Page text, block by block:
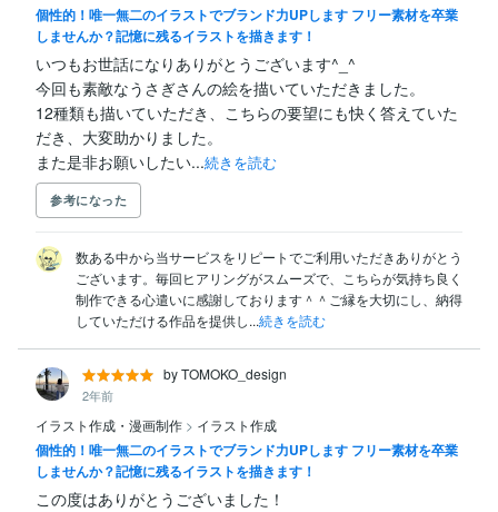
個性的！唯一無二のイラストでブランド力UPします フリー素材を卒業
しませんか？記憶に残るイラストを描きます！
いつもお世話になりありがとうございます^_^
今回も素敵なうさぎさんの絵を描いていただきました。
12種類も描いていただき、こちらの要望にも快く答えていた
だき、大変助かりました。
また是非お願いしたい...続きを読む
参考になった
数ある中から当サービスをリピートでご利用いただきありがとう
ございます。毎回ヒアリングがスムーズで、こちらが気持ち良く
制作できる心遣いに感謝しております＾＾ご縁を大切にし、納得
していただける作品を提供し...続きを読む
by TOMOKO_design
2年前
イラスト作成・漫画制作 > イラスト作成
個性的！唯一無二のイラストでブランド力UPします フリー素材を卒業
しませんか？記憶に残るイラストを描きます！
この度はありがとうございました！